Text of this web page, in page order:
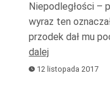
Niepodległości –
wyraz ten
przodek dał mu
dalej
12 listopada 2017